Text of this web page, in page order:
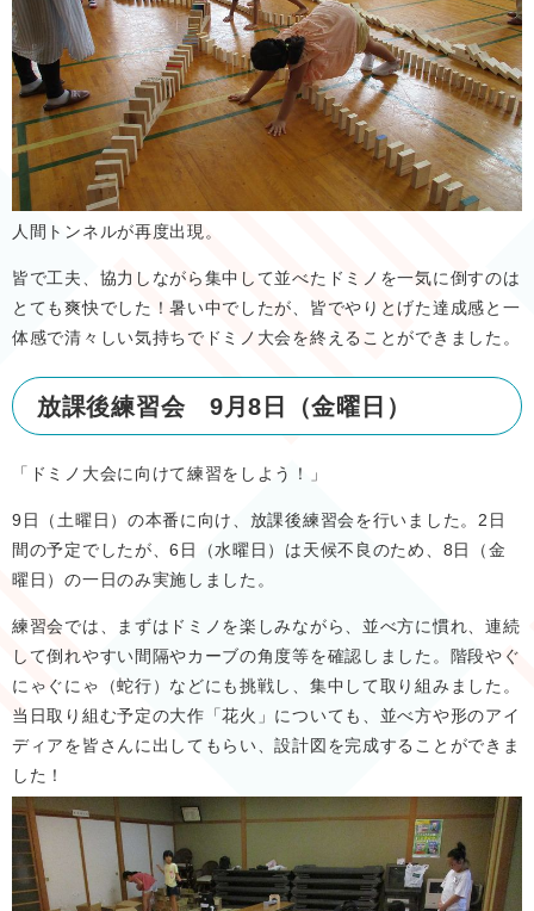
人間トンネルが再度出現。
皆で工夫、協力しながら集中して並べたドミノを一気に倒すのは
とても爽快でした！暑い中でしたが、皆でやりとげた達成感と一
体感で清々しい気持ちでドミノ大会を終えることができました。
放課後練習会 9月8日（金曜日）
「ドミノ大会に向けて練習をしよう！」
9日（土曜日）の本番に向け、放課後練習会を行いました。2日
間の予定でしたが、6日（水曜日）は天候不良のため、8日（金
曜日）の一日のみ実施しました。
練習会では、まずはドミノを楽しみながら、並べ方に慣れ、連続
して倒れやすい間隔やカーブの角度等を確認しました。階段やぐ
にゃぐにゃ（蛇行）などにも挑戦し、集中して取り組みました。
当日取り組む予定の大作「花火」についても、並べ方や形のアイ
ディアを皆さんに出してもらい、設計図を完成することができま
した！​